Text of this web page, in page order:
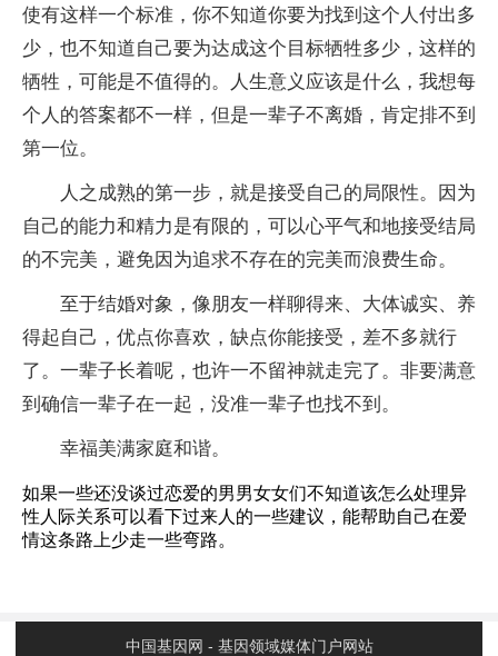
使有这样一个标准，你不知道你要为找到这个人付出多
少，也不知道自己要为达成这个目标牺牲多少，这样的
牺牲，可能是不值得的。人生意义应该是什么，我想每
个人的答案都不一样，但是一辈子不离婚，肯定排不到
第一位。
人之成熟的第一步，就是接受自己的局限性。因为
自己的能力和精力是有限的，可以心平气和地接受结局
的不完美，避免因为追求不存在的完美而浪费生命。
至于结婚对象，像朋友一样聊得来、大体诚实、养
得起自己，优点你喜欢，缺点你能接受，差不多就行
了。一辈子长着呢，也许一不留神就走完了。非要满意
到确信一辈子在一起，没准一辈子也找不到。
幸福美满家庭和谐。
如果一些还没谈过恋爱的男男女女们不知道该怎么处理异
性人际关系可以看下过来人的一些建议，能帮助自己在爱
情这条路上少走一些弯路。
中国基因网 - 基因领域媒体门户网站